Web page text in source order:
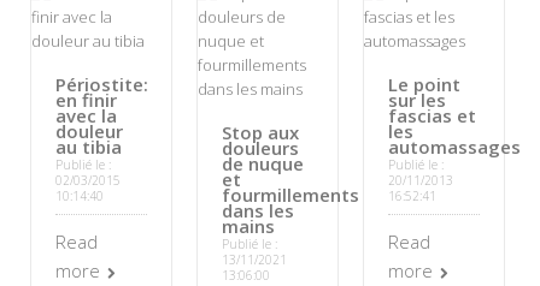
Périostite:
en finir
avec la
douleur
au tibia
Publié le :
02/03/2015
10:14:40
Read
more
Stop aux
douleurs
de nuque
et
fourmillements
dans les
mains
Publié le :
13/11/2021
13:06:00
Le point
sur les
fascias et
les
automassages
Publié le :
20/11/2013
16:52:41
Read
more